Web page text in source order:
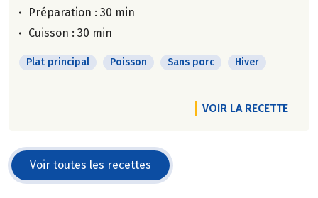
Préparation : 30 min
Cuisson : 30 min
Plat principal Poisson Sans porc Hiver
VOIR LA RECETTE
Voir toutes les recettes